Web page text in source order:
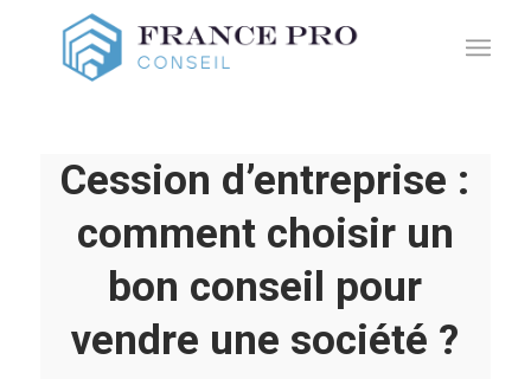
Cession d’entreprise :
comment choisir un
bon conseil pour
vendre une société ?